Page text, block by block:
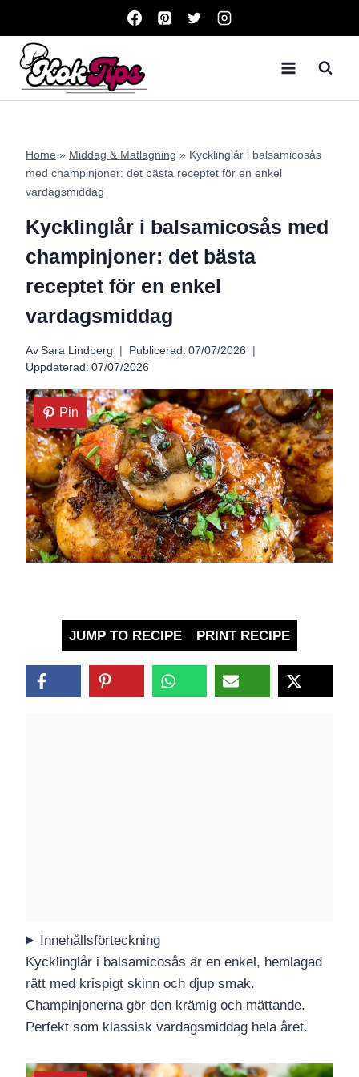
content
Home » Middag & Matlagning » Kycklinglår i balsamicosås
med champinjoner: det bästa receptet för en enkel
vardagsmiddag
Kycklinglår i balsamicosås med
champinjoner: det bästa
receptet för en enkel
vardagsmiddag
Av Sara Lindberg Publicerad: 07/07/2026
Uppdaterad: 07/07/2026
Pin
JUMP TO RECIPE PRINT RECIPE
Innehållsförteckning
Kycklinglår i balsamicosås är en enkel, hemlagad
rätt med krispigt skinn och djup smak.
Champinjonerna gör den krämig och mättande.
Perfekt som klassisk vardagsmiddag hela året.